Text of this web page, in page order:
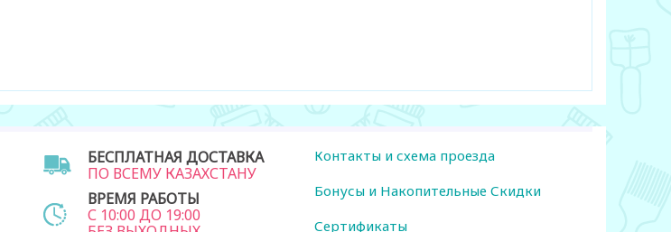
БЕСПЛАТНАЯ ДОСТАВКА
ПО ВСЕМУ КАЗАХСТАНУ
ВРЕМЯ РАБОТЫ
С 10:00 ДО 19:00
Контакты и схема проезда
Бонусы и Накопительные Скидки
Сертификаты